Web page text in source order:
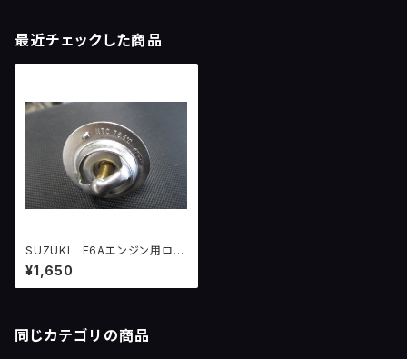
最近チェックした商品
SUZUKI F6Aエンジン用ロー
テンプサーモスタット76.5℃
¥1,650
同じカテゴリの商品